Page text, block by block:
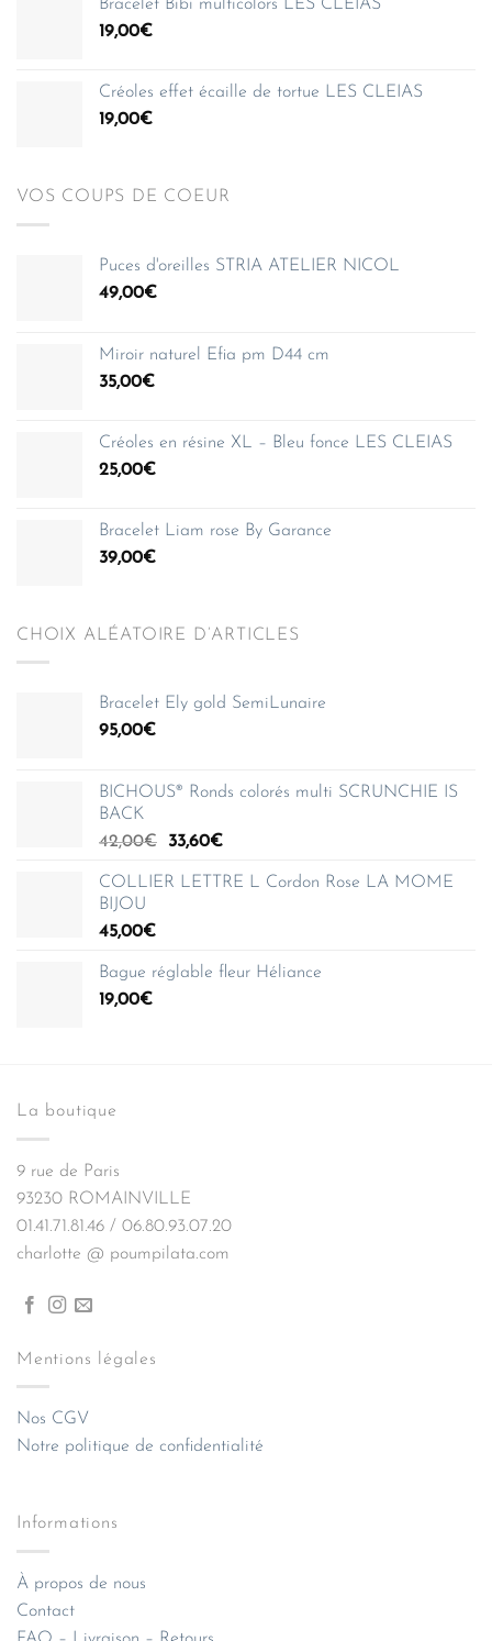
35,00€
Bracelet Bibi multicolors LES CLEIAS
19,00€
Créoles effet écaille de tortue LES CLEIAS
19,00€
VOS COUPS DE COEUR
Puces d'oreilles STRIA ATELIER NICOL
49,00€
Miroir naturel Efia pm D44 cm
35,00€
Créoles en résine XL – Bleu fonce LES CLEIAS
25,00€
Bracelet Liam rose By Garance
39,00€
CHOIX ALÉATOIRE D’ARTICLES
Bracelet Ely gold SemiLunaire
95,00€
BICHOUS® Ronds colorés multi SCRUNCHIE IS
BACK
42,00€
Le
initial
33,60€Le
actuel
COLLIER LETTRE L Cordon Rose LA MOME
BIJOU
45,00€
Bague réglable fleur Héliance
19,00€
La boutique
9 rue de Paris
93230 ROMAINVILLE
01.41.71.81.46 / 06.80.93.07.20
charlotte @ poumpilata.com
Mentions légales
Nos CGV
Notre politique de confidentialité
Informations
À propos de nous
Contact